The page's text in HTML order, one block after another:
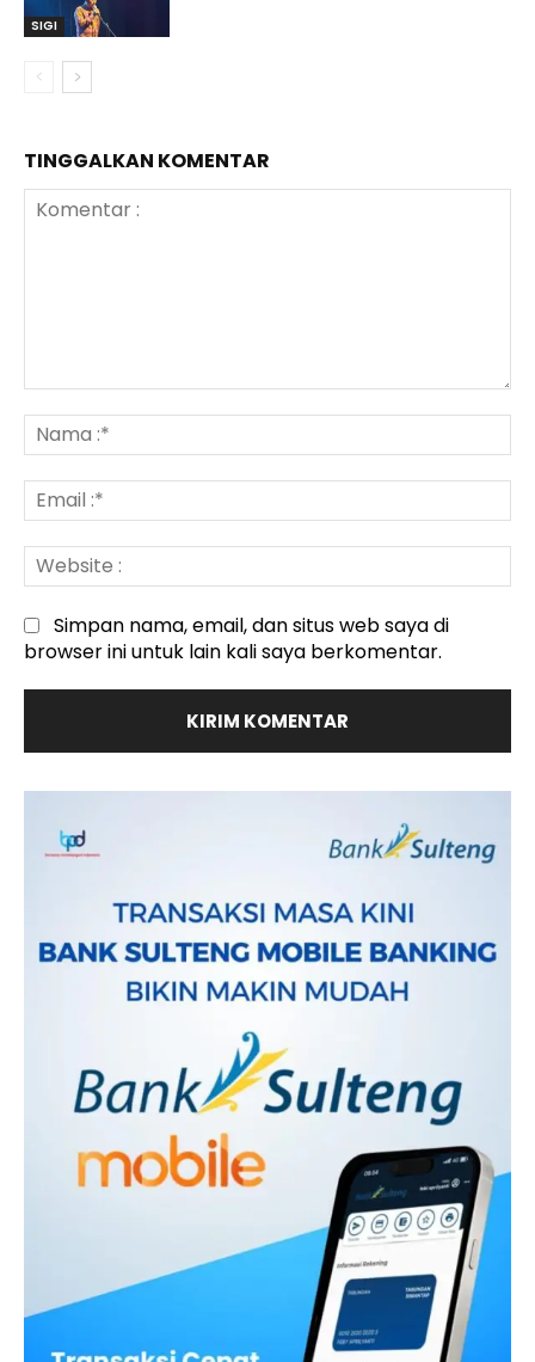
SIGI
TINGGALKAN KOMENTAR
:*
:*
:
Simpan nama, email, dan situs web saya di
browser ini untuk lain kali saya berkomentar.